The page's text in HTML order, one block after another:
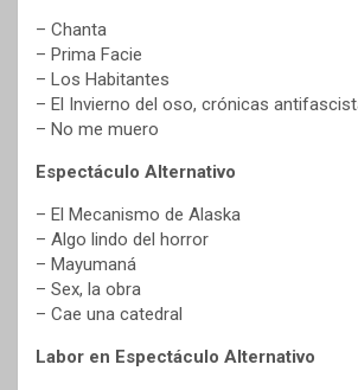
– Chanta
– Prima Facie
– Los Habitantes
– El Invierno del oso, crónicas
– No me muero
Espectáculo Alternativo
– El Mecanismo de Alaska
– Algo lindo del horror
– Mayumaná
– Sex, la obra
– Cae una catedral
Labor en Espectáculo Alternativo